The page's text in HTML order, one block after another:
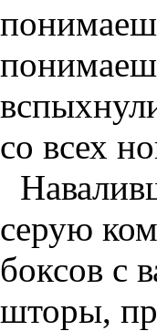
со всех
серую
боксов с
шторы,